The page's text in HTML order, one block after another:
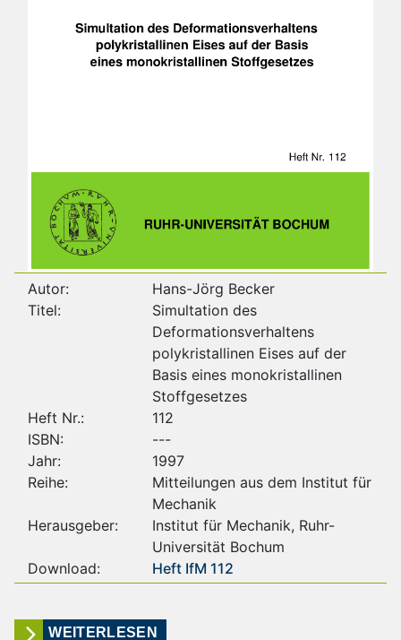
Autor:
Hans-Jörg Becker
Titel:
Simultation des
Deformationsverhaltens
polykristallinen Eises auf der
Basis eines monokristallinen
Stoffgesetzes
Heft Nr.:
112
ISBN:
---
Jahr:
1997
Reihe:
Mitteilungen aus dem Institut für
Mechanik
Herausgeber:
Institut für Mechanik, Ruhr-
Universität Bochum
Download:
Heft IfM 112
WEITERLESEN